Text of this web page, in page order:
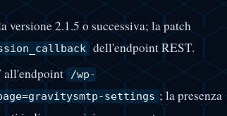
2.1.5 o successiva; la patch
dell'endpoint REST.
all'endpoint /wp-
settings ; la presenza